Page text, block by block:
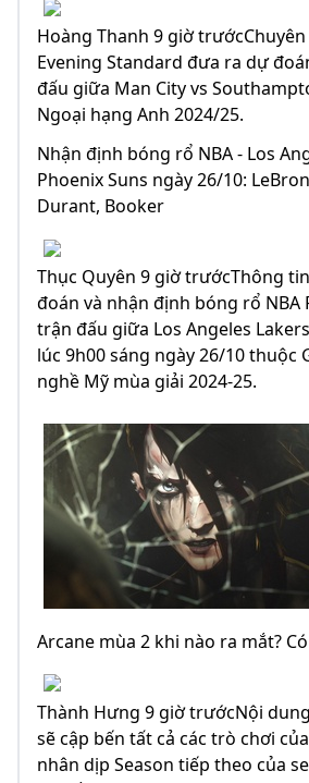
Hoàng Thanh 9 giờ
Evening Standard đưa ra dự
đấu giữa Man City vs
Ngoại hạng Anh 2024/25.
Nhận định bóng rổ NBA - Los
Phoenix Suns ngày 26/10:
Durant, Booker
Thục Quyên 9 giờ trướcThông
đoán và nhận định bóng rổ NBA
trận đấu giữa Los Angeles
lúc 9h00 sáng ngày 26/10 thuộc
nghề Mỹ mùa giải 2024-25.
Arcane mùa 2 khi nào ra mắt?
Thành Hưng 9 giờ trướcNội
sẽ cập bến tất cả các trò chơi
nhân dịp Season tiếp theo của